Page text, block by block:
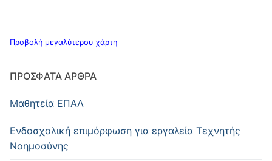
Προβολή μεγαλύτερου χάρτη
ΠΡΌΣΦΑΤΑ ΆΡΘΡΑ
Μαθητεία ΕΠΑΛ
Ενδοσχολική επιμόρφωση για εργαλεία Τεχνητής
Νοημοσύνης